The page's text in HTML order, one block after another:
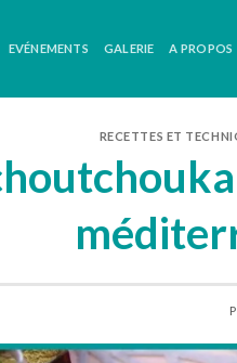
EVÉNEMENTS GALERIE A PROPOS
RECETTES ET